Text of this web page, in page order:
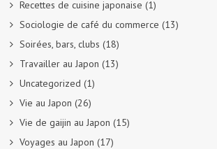
Recettes de cuisine japonaise (1)
Sociologie de café du commerce (13)
Soirées, bars, clubs (18)
Travailler au Japon (13)
Uncategorized (1)
Vie au Japon (26)
Vie de gaijin au Japon (15)
Voyages au Japon (17)